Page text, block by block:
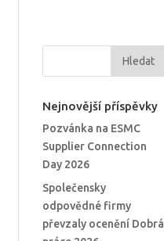
Nejnovější příspěvky
Pozvánka na ESMC
Supplier Connection
Day 2026
Společensky
odpovědné firmy
převzaly ocenění Dobrá